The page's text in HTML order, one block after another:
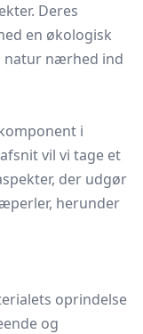
Deres
en økologisk
natur nærhed ind
i
vil vi tage et
der udgør
herunder
oprindelse
og